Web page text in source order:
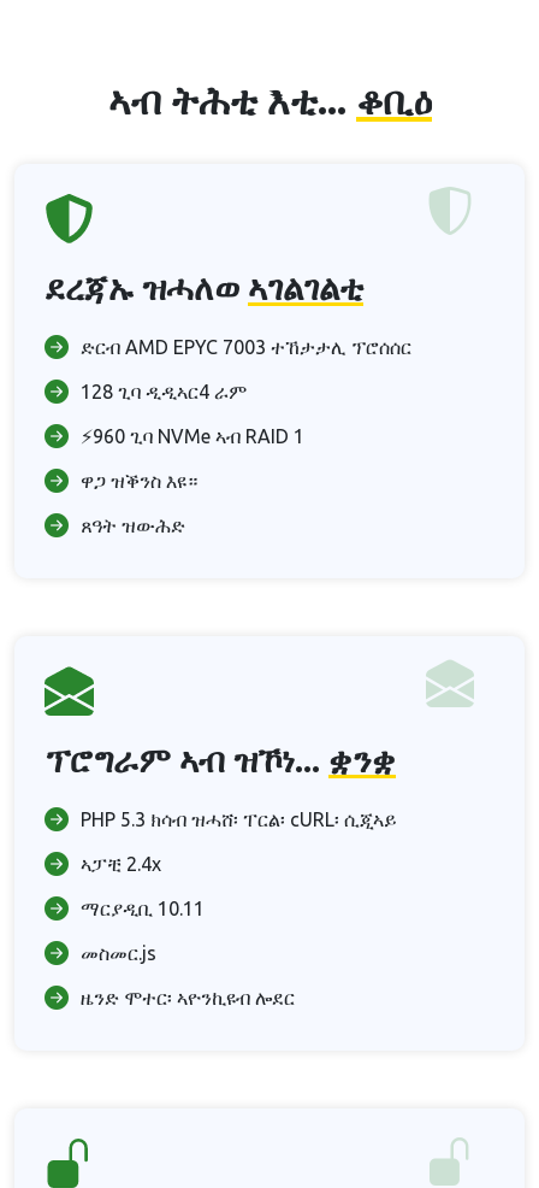
ኣብ ትሕቲ እቲ... ቆቢዕ
ደረጃኡ ዝሓለወ ኣገልገልቲ
ድርብ AMD EPYC 7003 ተኸታታሊ ፕሮሰሰር
128 ጊባ ዲዲኣር4 ራም
⚡960 ጊባ NVMe ኣብ RAID 1
ዋጋ ዝቕንስ እዩ።
ጸዓት ዝውሕድ
ፕሮግራም ኣብ ዝኾነ... ቋንቋ
PHP 5.3 ክሳብ ዝሓሸ፡ ፐርል፡ cURL፡ ሲጂኣይ
ኣፓቺ 2.4x
ማርያዲቢ 10.11
መስመር.js
ዜንድ ሞተር፡ ኣዮንኪዩብ ሎደር